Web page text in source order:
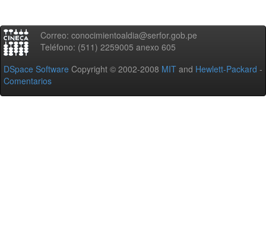
Correo: conocimientoaldia@serfor.gob.pe
Teléfono: (511) 2259005 anexo 605
DSpace Software Copyright © 2002-2008 MIT and Hewlett-Packard -
Comentarios